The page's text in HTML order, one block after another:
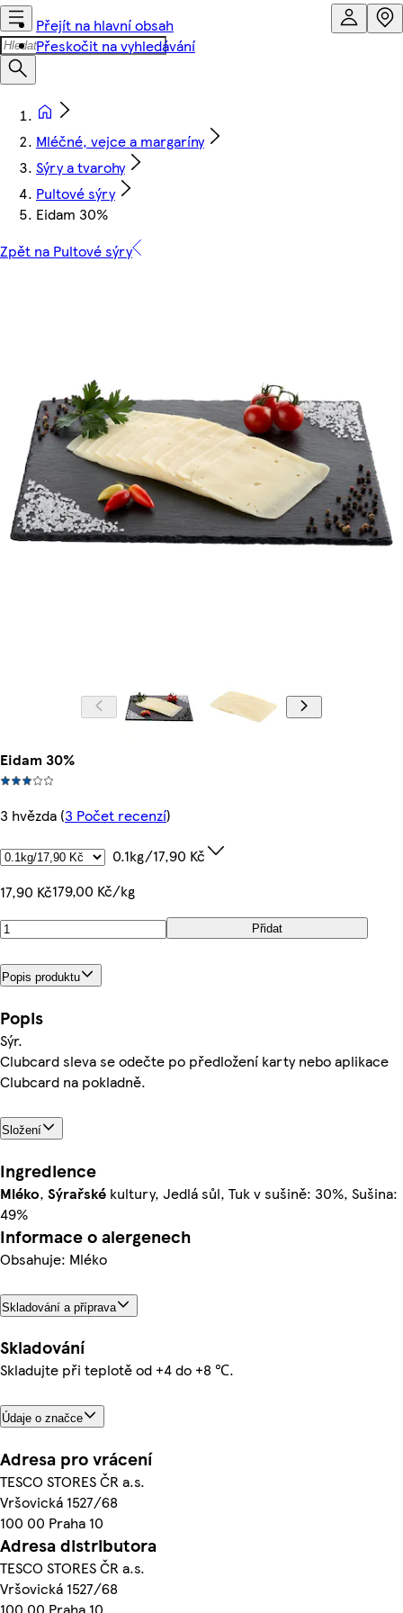
Přejít na hlavní obsah
Přeskočit na vyhledávání
Mléčné, vejce a margaríny
Sýry a tvarohy
Pultové sýry
Eidam 30%
Zpět na Pultové sýry
Eidam 30%
3 hvězda (3 Počet recenzí)
0.1kg/17,90 Kč
17,90 Kč179,00 Kč/kg
Přidat
Popis produktu
Popis
Sýr.
Clubcard sleva se odečte po předložení karty nebo aplikace
Clubcard na pokladně.
Složení
Ingredience
Mléko, Sýrařské kultury, Jedlá sůl, Tuk v sušině: 30%, Sušina:
49%
Informace o alergenech
Obsahuje: Mléko
Skladování a příprava
Skladování
Skladujte při teplotě od +4 do +8 ℃.
Údaje o značce
Adresa pro vrácení
TESCO STORES ČR a.s.
Vršovická 1527/68
100 00 Praha 10
Adresa distributora
TESCO STORES ČR a.s.
Vršovická 1527/68